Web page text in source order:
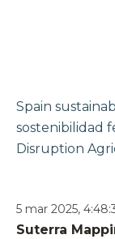
Spain
sostenibilidad
Disruption
5 mar 2025,
Suterra